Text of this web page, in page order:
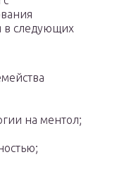
в следующих
на ментол;